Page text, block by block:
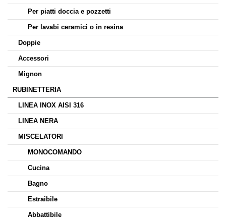
Per piatti doccia e pozzetti
Per lavabi ceramici o in resina
Doppie
Accessori
Mignon
RUBINETTERIA
LINEA INOX AISI 316
LINEA NERA
MISCELATORI
MONOCOMANDO
Cucina
Bagno
Estraibile
Abbattibile